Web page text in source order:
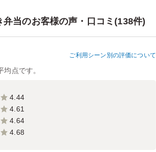
当のお客様の声・口コミ(138件)
ご利用シーン別の評価について
点です。
4.44
4.61
4.64
4.68